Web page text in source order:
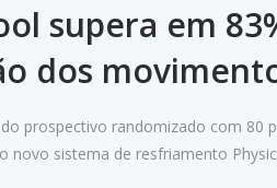
supera em
dos
prospectivo randomizado com 80
novo sistema de resfriamento